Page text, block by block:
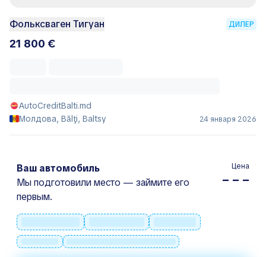
Фольксваген Тигуан ДИЛЕР
21 800 €
AutoCreditBalti.md
Молдова, Bălţi, Baltsy
24 января 2026
Ваш автомобиль
Мы подготовили место — займите его
первым.
Цена
– – –